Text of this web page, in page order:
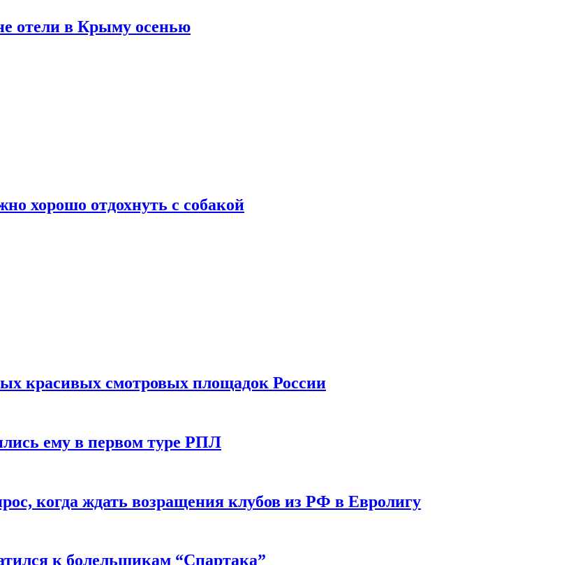
отели в Крыму осенью
хорошо отдохнуть с собакой
красивых смотровых площадок России
ему в первом туре РПЛ
когда ждать возращения клубов из РФ в Евролигу
к болельщикам “Спартака”